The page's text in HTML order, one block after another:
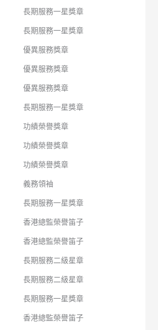
長期服務一星獎章
長期服務一星獎章
優異服務獎章
優異服務獎章
優異服務獎章
長期服務一星獎章
功績榮譽獎章
功績榮譽獎章
功績榮譽獎章
義務領袖
長期服務一星獎章
香港總監榮譽笛子
香港總監榮譽笛子
長期服務二級星章
長期服務二級星章
長期服務一星獎章
香港總監榮譽笛子